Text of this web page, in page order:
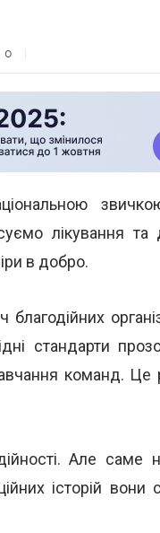
0
лікування
в добро.
стандарти
команд.
Але саме
історій